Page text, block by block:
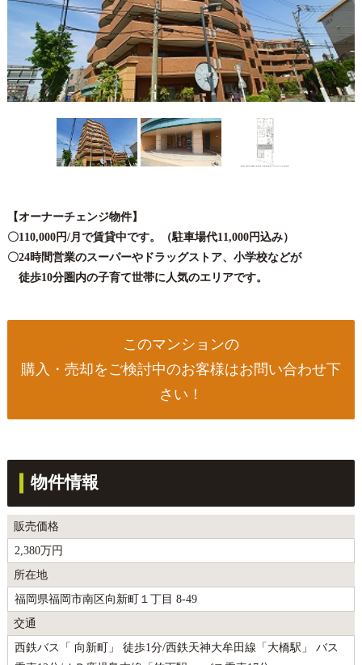
【オーナーチェンジ物件】
〇110,000円/月で賃貸中です。（駐車場代11,000円込み）
〇24時間営業のスーパーやドラッグストア、小学校などが
徒歩10分圏内の子育て世帯に人気のエリアです。
このマンションの
購入・売却をご検討中のお客様はお問い合わせ下
さい！
物件情報
販売価格
2,380万円
所在地
福岡県福岡市南区向新町１丁目 8-49
交通
西鉄バス「 向新町」 徒歩1分/西鉄天神大牟田線「大橋駅」 バス